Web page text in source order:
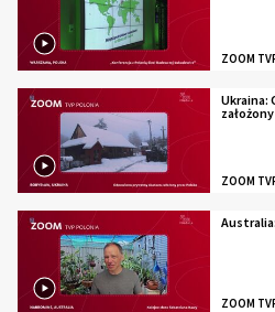
ZOOM
Ukraina:
ZOOM
ZOOM